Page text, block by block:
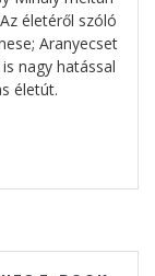
életéről szóló
Aranyecset
nagy hatással
életút.